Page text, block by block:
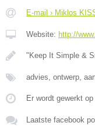
E-mail › Miklos
Website: http://
"Keep It Simple &
advies, ontwerp,
Er wordt gewerkt op
Laatste facebook